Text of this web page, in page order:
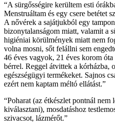
“A sürgősségire kerültem esti
Menstruáltam és egy csere betétet
A nővérek a sajátjukból egy
bizonytalanságom miatt, valamit a
higiéniai körülmények miatt nem
volna mosni, sőt felállni sem
46 éves vagyok, 21 éves korom
bérrel. Reggel átvittek a kórházba,
egészségügyi termékeket. Sajnos
ezért nem kaptam méltó ellátást.”
“Poharat (az étkészlet pontnál nem
kiválasztani), mosdatáshoz
szivacsot, lázmérőt.”